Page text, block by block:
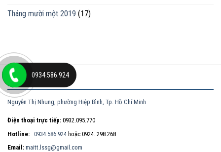
Tháng mười một 2019 (17)
ĐỊA CHỈ
Nguyễn Thị Nhung, phường Hiệp Bình, Tp. Hồ Chí Minh
Điện thoại trực tiếp: 0932.095.770
Hotline: 0934.586.924 hoặc 0924. 298.268
Email: maitt.lssg@gmail.com
0934.586.924